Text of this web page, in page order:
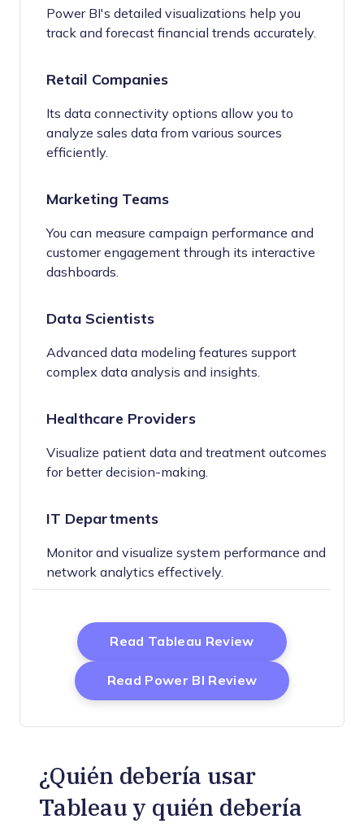
Power BI's detailed visualizations help you
track and forecast financial trends accurately.
Retail Companies
Its data connectivity options allow you to
analyze sales data from various sources
efficiently.
Marketing Teams
You can measure campaign performance and
customer engagement through its interactive
dashboards.
Data Scientists
Advanced data modeling features support
complex data analysis and insights.
Healthcare Providers
Visualize patient data and treatment outcomes
for better decision-making.
IT Departments
Monitor and visualize system performance and
network analytics effectively.
Read Tableau ReviewOpens New
Read Power BI ReviewOpens New
¿Quién debería usar
Tableau y quién debería